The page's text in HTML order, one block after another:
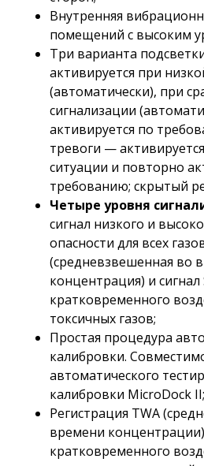
Внутренняя
помещений с высоким
Три варианта
активируется при
(автоматически), при
сигнализации
активируется по
тревоги —
ситуации и повторно
требованию; скрытый
Четыре уровня
сигнал низкого и
опасности для всех
(средневзвешенная во
концентрация) и сигнал
кратковременного
токсичных газов;
Простая процедура
калибровки.
автоматического
калибровки MicroDock II;
Регистрация TWA
времени
кратковременного